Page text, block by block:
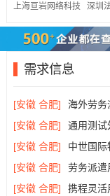
上海亘岩网络科技
有限公司
深圳
技
需求信息
[安徽 合肥]
海外劳务
[安徽 合肥]
通用测试
[安徽 合肥]
中世国
[安徽 合肥]
劳务派遣
[安徽 合肥]
携程灵活